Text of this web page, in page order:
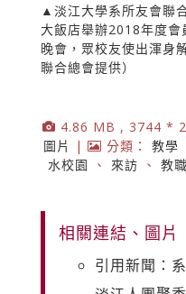
▲淡江大學系所友會聯
大飯店舉辦2018年度會
晚會，眾校友使出渾身
聯合總會提供）
4.86 MB , 3744 *
圖片
| 分類： 教學
水校園
、 來訪 、 教
相關連結、圖片
引用新聞：